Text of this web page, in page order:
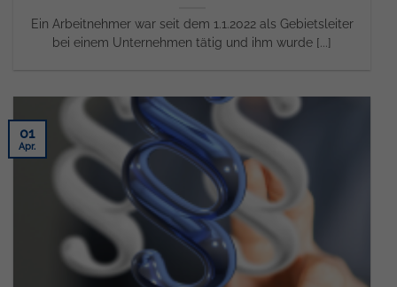
Ein Arbeitnehmer war seit dem 1.1.2022 als Gebietsleiter
bei einem Unternehmen tätig und ihm wurde [...]
01
Apr.